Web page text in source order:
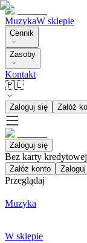
MuzykaW sklepie
Cennik
Zasoby
Kontakt
🇵🇱
Zaloguj się Załóż
Zaloguj się
Bez karty
Załóż konto
Przeglądaj
Muzyka
W sklepie